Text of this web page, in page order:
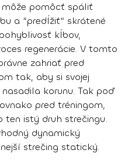
môže pomôcť spáliť
a “predĺžiť“ skrátené
kĺbov,
regenerácie. V tomto
zahriať pred
tak, aby si svojej
korunu. Tak poď
pred tréningom,
ten istý druh strečingu.
dynamický
strečing statický.